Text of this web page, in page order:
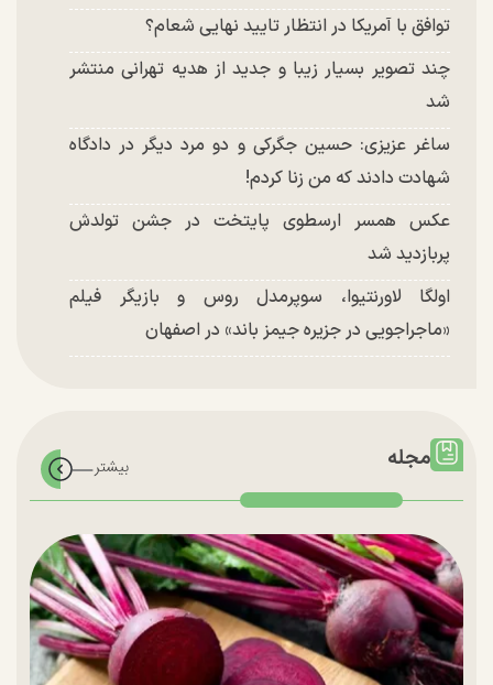
توافق با آمریکا در انتظار تایید نهایی شعام؟
چند تصویر بسیار زیبا و جدید از هدیه تهرانی منتشر
شد
ساغر عزیزی: حسین جگرکی و دو مرد دیگر در دادگاه
شهادت دادند که من زنا کردم!
عکس همسر ارسطوی پایتخت در جشن تولدش
پربازدید شد
اولگا لاورنتیوا، سوپرمدل روس و بازیگر فیلم
«ماجراجویی در جزیره جیمز باند» در اصفهان
مجله